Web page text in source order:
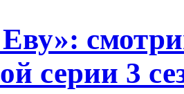
серии 3